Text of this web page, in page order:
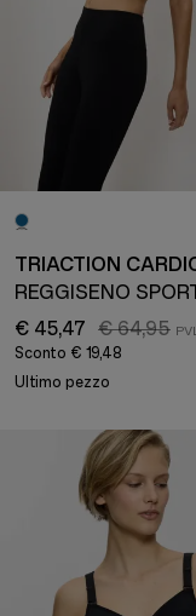
REGGISENO
€ 45,47
€ 64,95
Sconto € 19,48
Ultimo pezzo